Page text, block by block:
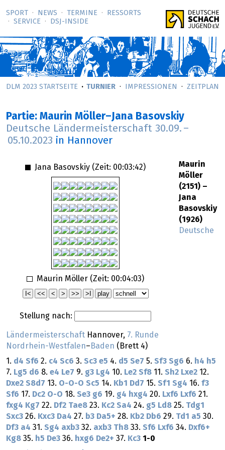
SPORT NEWS TERMINE
RESSORTS
SERVICE
DSJ-­INSIDE
DLM 2023 STARTSEITE TURNIER IMPRESSIONEN ZEITPLAN
Partie: Maurin Möller–Jana Basovskiy
Deutsche Ländermeisterschaft 30.09. –
05.10.2023 in Hannover
Jana Basovskiy (Zeit: 00:03:42)
Maurin Möller (Zeit: 00:04:03)
Stellung nach:
Maurin
Möller
(2151) –
Jana
Basovskiy
(1926)
Deutsche
Ländermeisterschaft Hannover, 7. Runde
Nordrhein-Westfalen– Baden (Brett 4)
1. d4 Sf6 2. c4 Sc6 3. Sc3 e5 4. d5 Se7 5. Sf3 Sg6 6. h4 h5
7. Lg5 d6 8. e4 Le7 9. g3 Lg4 10. Le2 Sf8 11. Sh2 Lxe2 12.
Dxe2 S8d7 13. O-O-O Sc5 14. Kb1 Dd7 15. Sf1 Sg4 16. f3
Sf6 17. Dc2 O-O 18. Se3 g6 19. g4 hxg4 20. Lxf6 Lxf6 21.
fxg4 Kg7 22. Df2 Tae8 23. Kc2 Sa4 24. g5 Ld8 25. Tdg1
Sxc3 26. Kxc3 Da4 27. b3 Da5+ 28. Kb2 Db6 29. Td1 a5 30.
Df3 a4 31. Sg4 axb3 32. axb3 Th8 33. Sf6 Lxf6 34. Dxf6+
Kg8 35. h5 De3 36. hxg6 De2+ 37. Kc3 1-0